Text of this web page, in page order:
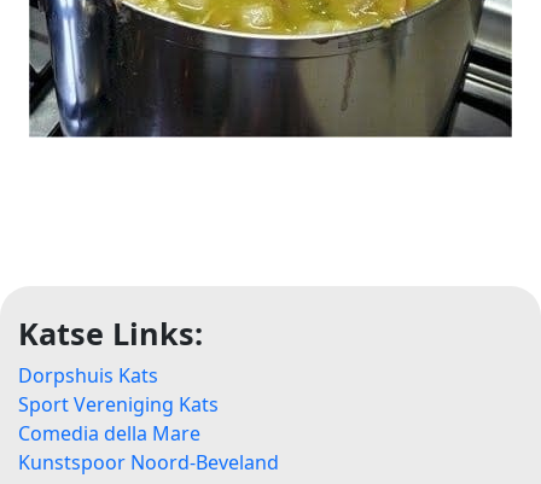
Katse Links:
Dorpshuis Kats
Sport Vereniging Kats
Comedia della Mare
Kunstspoor Noord-Beveland